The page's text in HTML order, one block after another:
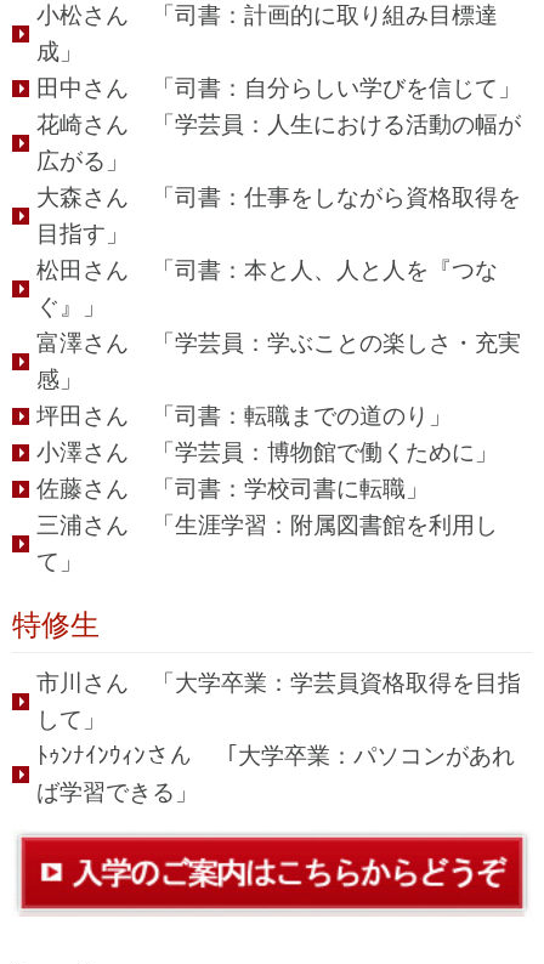
小松さん 「司書：計画的に取り組み目標達
成」
田中さん 「司書：自分らしい学びを信じて」
花崎さん 「学芸員：人生における活動の幅が
広がる」
大森さん 「司書：仕事をしながら資格取得を
目指す」
松田さん 「司書：本と人、人と人を『つな
ぐ』」
富澤さん 「学芸員：学ぶことの楽しさ・充実
感」
坪田さん 「司書：転職までの道のり」
小澤さん 「学芸員：博物館で働くために」
佐藤さん 「司書：学校司書に転職」
三浦さん 「生涯学習：附属図書館を利用し
て」
特修生
市川さん 「大学卒業：学芸員資格取得を目指
して」
ﾄｩﾝﾅｲﾝｳｨﾝさん 「大学卒業：パソコンがあれ
ば学習できる」